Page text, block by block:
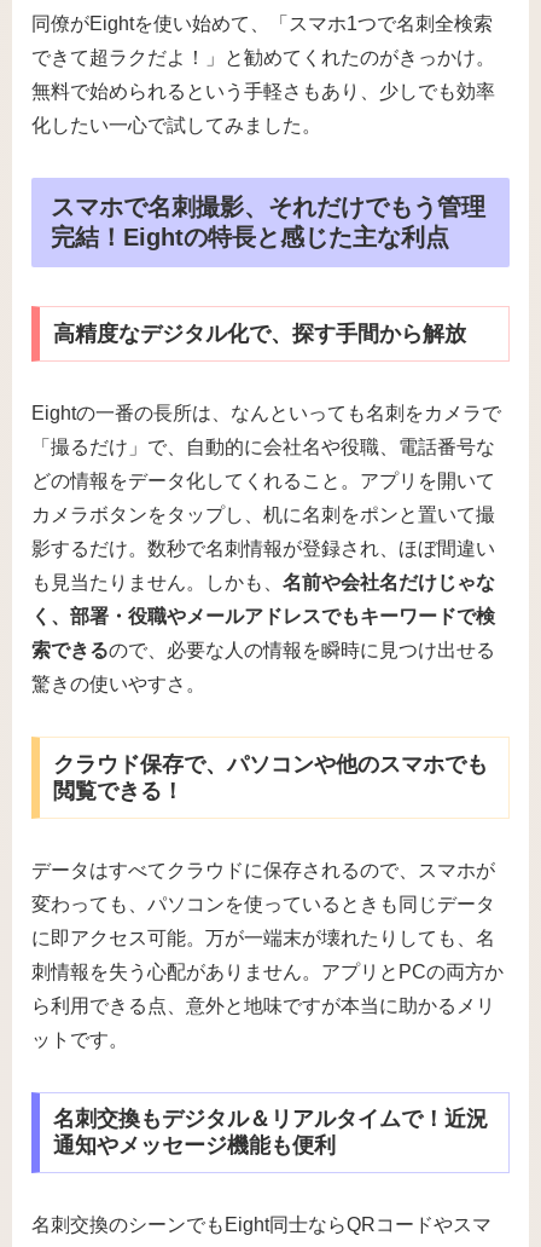
同僚がEightを使い始めて、「スマホ1つで名刺全検索
できて超ラクだよ！」と勧めてくれたのがきっかけ。
無料で始められるという手軽さもあり、少しでも効率
化したい一心で試してみました。
スマホで名刺撮影、それだけでもう管理
完結！Eightの特長と感じた主な利点
高精度なデジタル化で、探す手間から解放
Eightの一番の長所は、なんといっても名刺をカメラで
「撮るだけ」で、自動的に会社名や役職、電話番号な
どの情報をデータ化してくれること。アプリを開いて
カメラボタンをタップし、机に名刺をポンと置いて撮
影するだけ。数秒で名刺情報が登録され、ほぼ間違い
も見当たりません。しかも、 名前や会社名だけじゃな
く、部署・役職やメールアドレスでもキーワードで検
索できるので、必要な人の情報を瞬時に見つけ出せる
驚きの使いやすさ。
クラウド保存で、パソコンや他のスマホでも
閲覧できる！
データはすべてクラウドに保存されるので、スマホが
変わっても、パソコンを使っているときも同じデータ
に即アクセス可能。万が一端末が壊れたりしても、名
刺情報を失う心配がありません。アプリとPCの両方か
ら利用できる点、意外と地味ですが本当に助かるメリ
ットです。
名刺交換もデジタル＆リアルタイムで！近況
通知やメッセージ機能も便利
名刺交換のシーンでもEight同士ならQRコードやスマ